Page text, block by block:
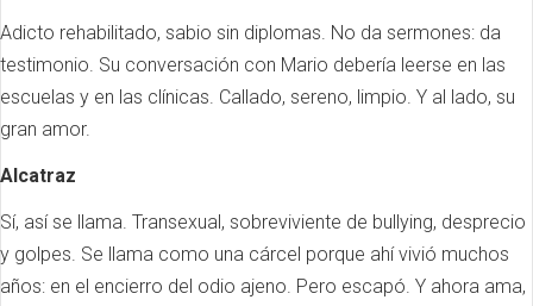
Adicto rehabilitado, sabio sin diplomas. No da sermones: da
testimonio. Su conversación con Mario debería leerse en las
escuelas y en las clínicas. Callado, sereno, limpio. Y al lado, su
gran amor.
Alcatraz
Sí, así se llama. Transexual, sobreviviente de bullying, desprecio
y golpes. Se llama como una cárcel porque ahí vivió muchos
años: en el encierro del odio ajeno. Pero escapó. Y ahora ama,